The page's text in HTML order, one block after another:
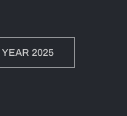
2025